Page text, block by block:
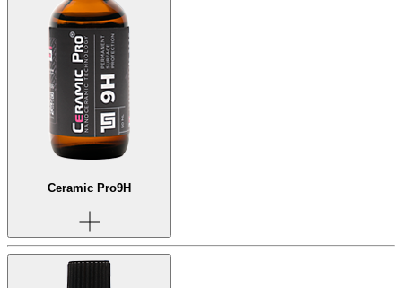
Ceramic Pro9H